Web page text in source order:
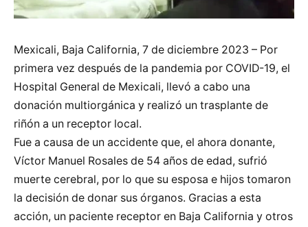
Mexicali, Baja California, 7 de diciembre 2023 – Por
primera vez después de la pandemia por COVID-19, el
Hospital General de Mexicali, llevó a cabo una
donación multiorgánica y realizó un trasplante de
riñón a un receptor local.
Fue a causa de un accidente que, el ahora donante,
Víctor Manuel Rosales de 54 años de edad, sufrió
muerte cerebral, por lo que su esposa e hijos tomaron
la decisión de donar sus órganos. Gracias a esta
acción, un paciente receptor en Baja California y otros